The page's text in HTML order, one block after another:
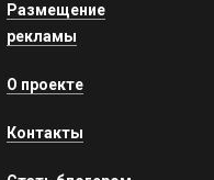
Размещение
рекламы
О проекте
Контакты